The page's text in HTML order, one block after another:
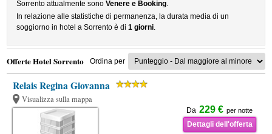
Sorrento attualmente sonoVenere e Booking.
In relazione alle statistiche di permanenza, la durata media di un
soggiorno in hotel a Sorrento è di1 giorni.
Offerte Hotel Sorrento Ordina per
Relais Regina Giovanna
Visualizza sulla mappa
Da 229 € per notte
Dettagli dell'offerta